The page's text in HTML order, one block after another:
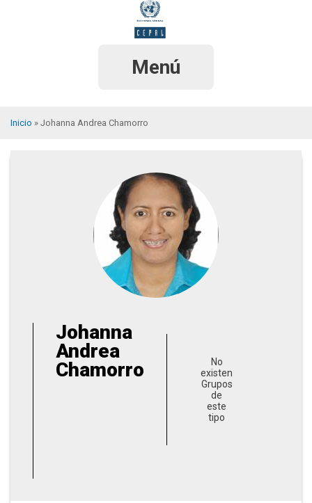
Menú
navegación
Inicio Johanna Andrea Chamorro
Johanna
Andrea
Chamorro
No
existen
Grupos
de
este
tipo